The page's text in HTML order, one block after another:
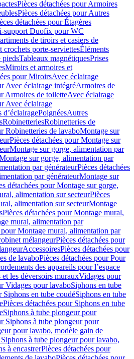
Pièces détachées pour Armoires
Pièces détachées pour Autres
détachées pour Étagères
support Duofix pour WC
de tiroirs et casiers de
crochets porte-serviettesÉléments
piedsTableaux magnétiquesPrises
Miroirs et armoires et
pour MiroirsAvec éclairage
Avec éclairage intégréArmoires de
Armoires de toiletteAvec éclairage
Avec éclairage
d’éclairagePoignéesAutres
RobinetteriesRobinetteries de
Robinetteries de lavaboMontage sur
Pièces détachées pour Montage sur
Montage sur gorge, alimentation par
sur gorge, alimentation par
par générateurPièces détachées
par générateurMontage sur
détachées pour Montage sur gorge,
alimentation sur secteurPièces
alimentation sur secteurMontage
Pièces détachées pour Montage mural,
mural, alimentation par
pour Montage mural, alimentation par
mélangeurPièces détachées pour
AccessoiresPièces détachées pour
de lavaboPièces détachées pour Pour
des appareils pour l’espace
les déversoirs murauxVidages pour
Vidages pour lavaboSiphons en tube
Siphons en tube coudéSiphons en tube
Pièces détachées pour Siphons en tube
Siphons à tube plongeur pour
Siphons à tube plongeur pour
pour lavabo, modèle gain de
à tube plongeur pour lavabo,
à encastrerPièces détachées pour